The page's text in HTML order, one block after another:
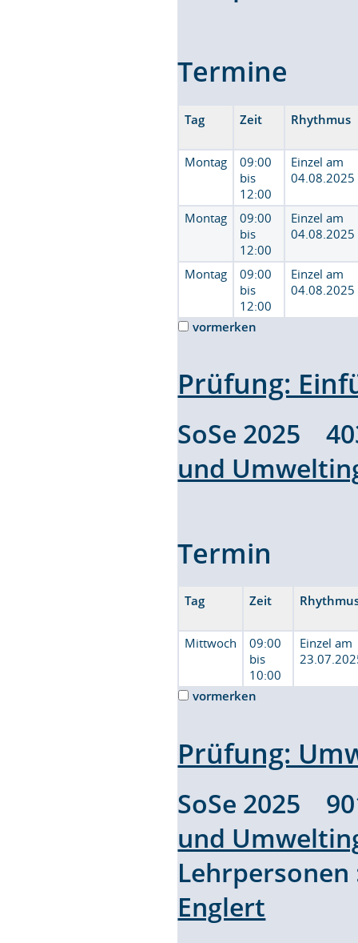
Termine
Tag Zeit Rhythmus
Montag
09:00
bis
12:00
Einzel am
04.08.2025
Montag
09:00
bis
12:00
Einzel am
04.08.2025
Montag
09:00
bis
12:00
Einzel am
04.08.2025
vormerken
Prüfung:
SoSe 2025
und
Termin
Tag Zeit
Mittwoch
09:00
bis
10:00
Einzel am
vormerken
Prüfung:
SoSe 2025
und
Englert